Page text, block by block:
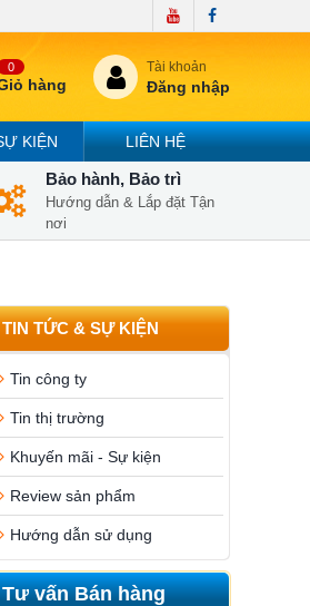
0
hàng
Tài khoản
Đăng nhập
KIỆN LIÊN HỆ
Bảo hành, Bảo trì
Hướng dẫn & Lắp đặt Tận
nơi
TIN TỨC & SỰ KIỆN
Tin công ty
Tin thị trường
Khuyến mãi - Sự kiện
Review sản phẩm
Hướng dẫn sử dụng
Tư vấn Bán hàng